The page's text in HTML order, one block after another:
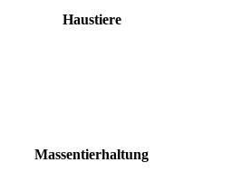
Haustiere
Massentierhaltung